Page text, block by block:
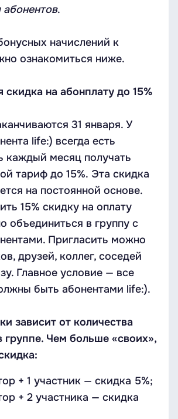
абонентов.
начислений к
ознакомиться ниже.
скидка на абонплату до 15%
31 января. У
life:) всегда есть
каждый месяц получать
тариф до 15%. Эта скидка
на постоянной основе.
15% скидку на оплату
объединиться в группу с
Пригласить можно
друзей, коллег, соседей
Главное условие — все
быть абонентами life:).
зависит от количества
группе. Чем больше «своих»,
+ 1 участник — скидка 5%;
+ 2 участника — скидка